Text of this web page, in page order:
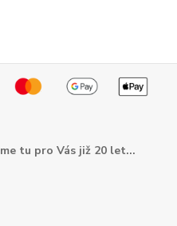
tu pro Vás již 20 let...